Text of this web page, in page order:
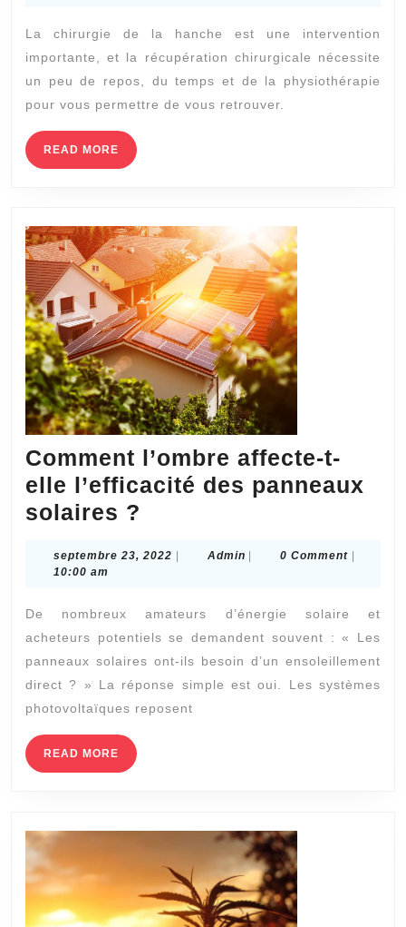
de
votre
la
hanche
La chirurgie de la hanche est une intervention
importante, et la récupération chirurgicale nécessite
un peu de repos, du temps et de la physiothérapie
pour vous permettre de vous retrouver.
READ MORE READ
MORE
Comment l’ombre affecte-t-
elle l’efficacité des panneaux
solaires ?
affecte-
elle
l’efficacité
panneaux
septembre 23, 2022 septembre
AdminAdmin0 Comment
10:00 am
De nombreux amateurs d’énergie solaire et
acheteurs potentiels se demandent souvent : « Les
panneaux solaires ont-ils besoin d’un ensoleillement
direct ? » La réponse simple est oui. Les systèmes
photovoltaïques reposent
READ MORE READ
MORE